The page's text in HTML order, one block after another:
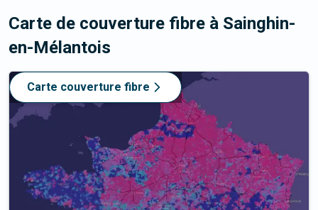
Carte de couverture fibre à Sainghin-
en-Mélantois
Carte couverture fibre